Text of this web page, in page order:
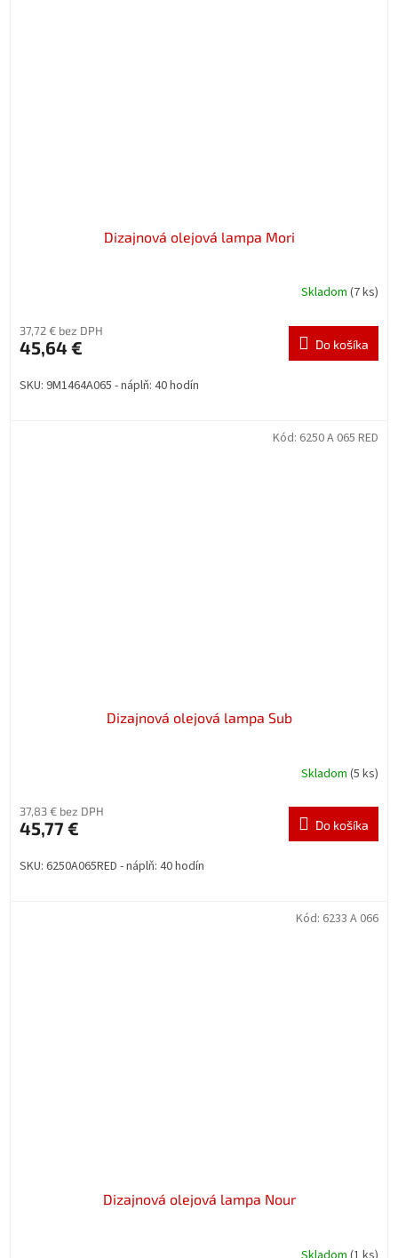
Dizajnová olejová lampa Mori
Skladom (7 ks)
37,72 € bez DPH
45,64 € Do košíka
SKU: 9M1464A065 - náplň: 40 hodín
Dizajnová olejová lampa Sub
Skladom (5 ks)
37,83 € bez DPH
45,77 € Do košíka
SKU: 6250A065RED - náplň: 40 hodín
Kód: 6250 A 065 RED
Dizajnová olejová lampa Nour
Kód: 6233 A 066